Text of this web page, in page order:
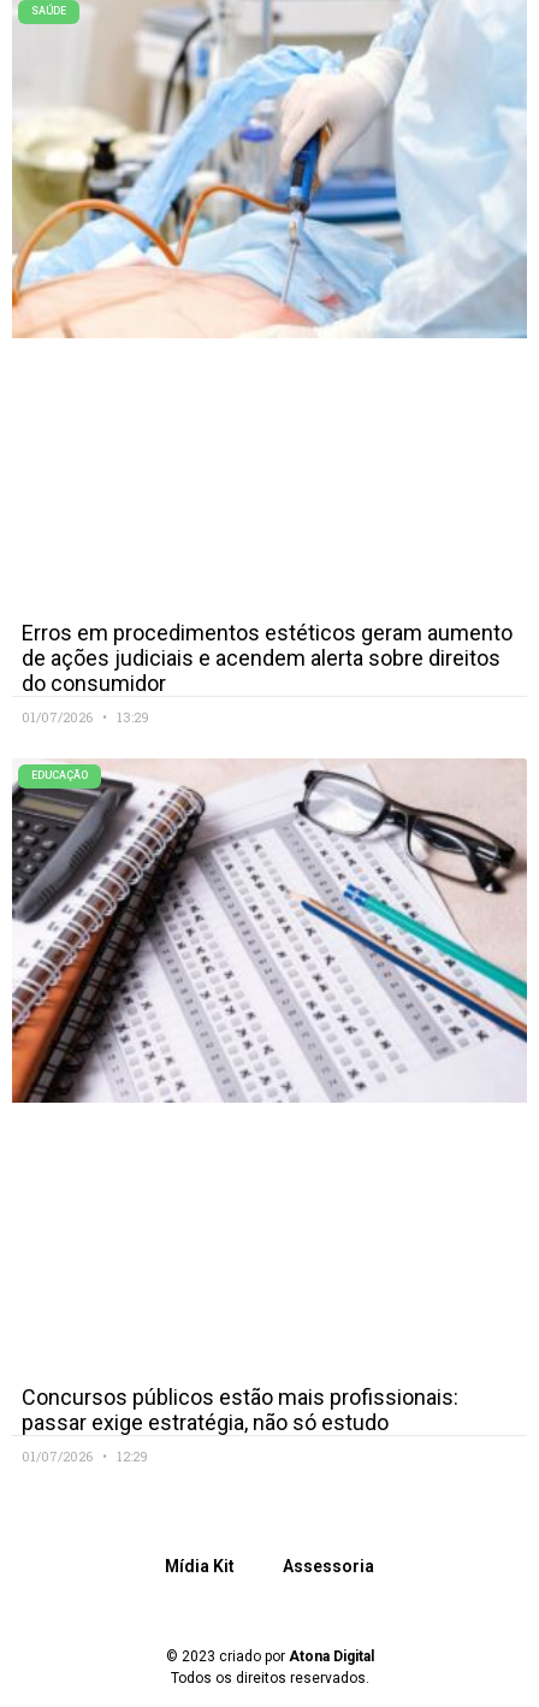
SAÚDE
Erros em procedimentos estéticos geram aumento
de ações judiciais e acendem alerta sobre direitos
do consumidor
01/07/2026 13:29
EDUCAÇÃO
Concursos públicos estão mais profissionais:
passar exige estratégia, não só estudo
01/07/2026 12:29
Mídia Kit Assessoria
© 2023 criado por Atona Digital
Todos os direitos reservados.